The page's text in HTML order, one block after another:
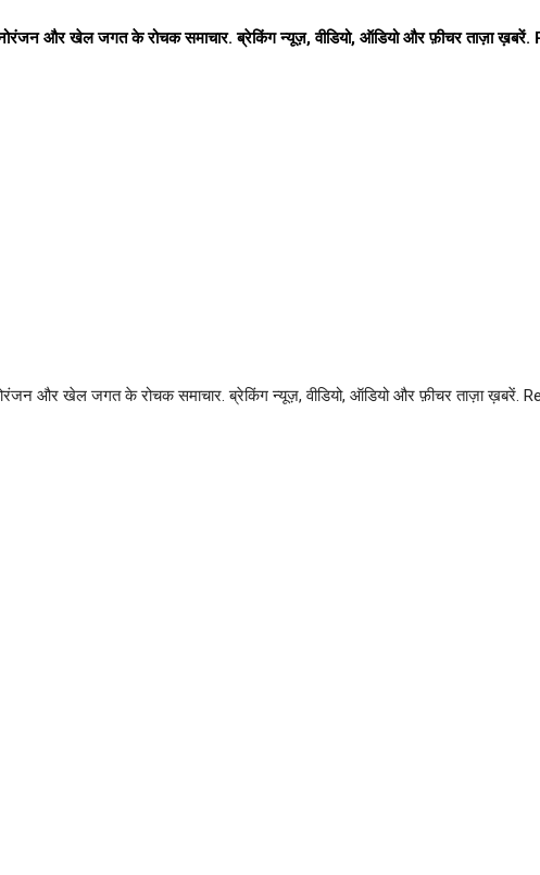
और खेल जगत के रोचक समाचार. ब्रेकिंग न्यूज़, वीडियो, ऑडियो और फ़ीचर ताज़ा
और खेल जगत के रोचक समाचार. ब्रेकिंग न्यूज़, वीडियो, ऑडियो और फ़ीचर ताज़ा ख़बरें.